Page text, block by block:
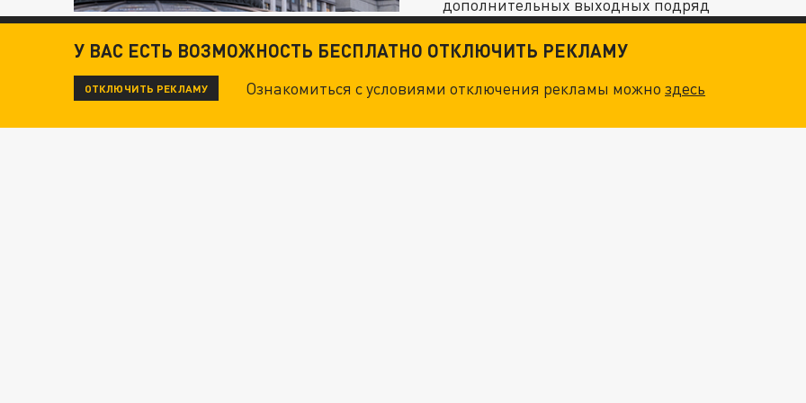
дополнительных выходных подряд
У ВАС ЕСТЬ ВОЗМОЖНОСТЬ БЕСПЛАТНО ОТКЛЮЧИТЬ РЕКЛАМУ
ОТКЛЮЧИТЬ РЕКЛАМУ Ознакомиться с условиями отключения рекламы можноздесь